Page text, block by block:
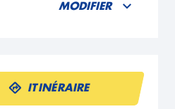
MODIFIER
ITINÉRAIRE